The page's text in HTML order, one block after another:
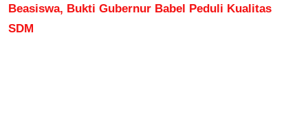
Beasiswa, Bukti Gubernur Babel Peduli Kualitas
SDM